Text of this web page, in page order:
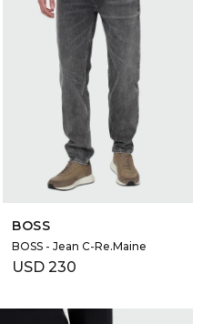
SELECCIONAR TALLE
BOSS
BOSS - Jean C-Re.Maine
USD 230